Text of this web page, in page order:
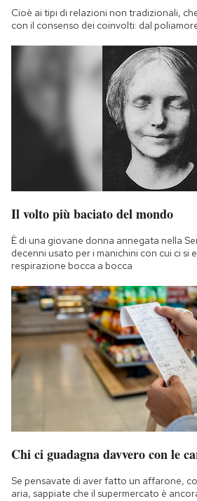
Cioè ai tipi di relazioni non tradizionali,
con il consenso dei coinvolti: dal
Il volto più baciato del mondo
È di una giovane donna annegata nella
decenni usato per i manichini con cui ci si
respirazione bocca a bocca
Chi ci guadagna davvero con le
Se pensavate di aver fatto un affarone,
aria, sappiate che il supermercato è